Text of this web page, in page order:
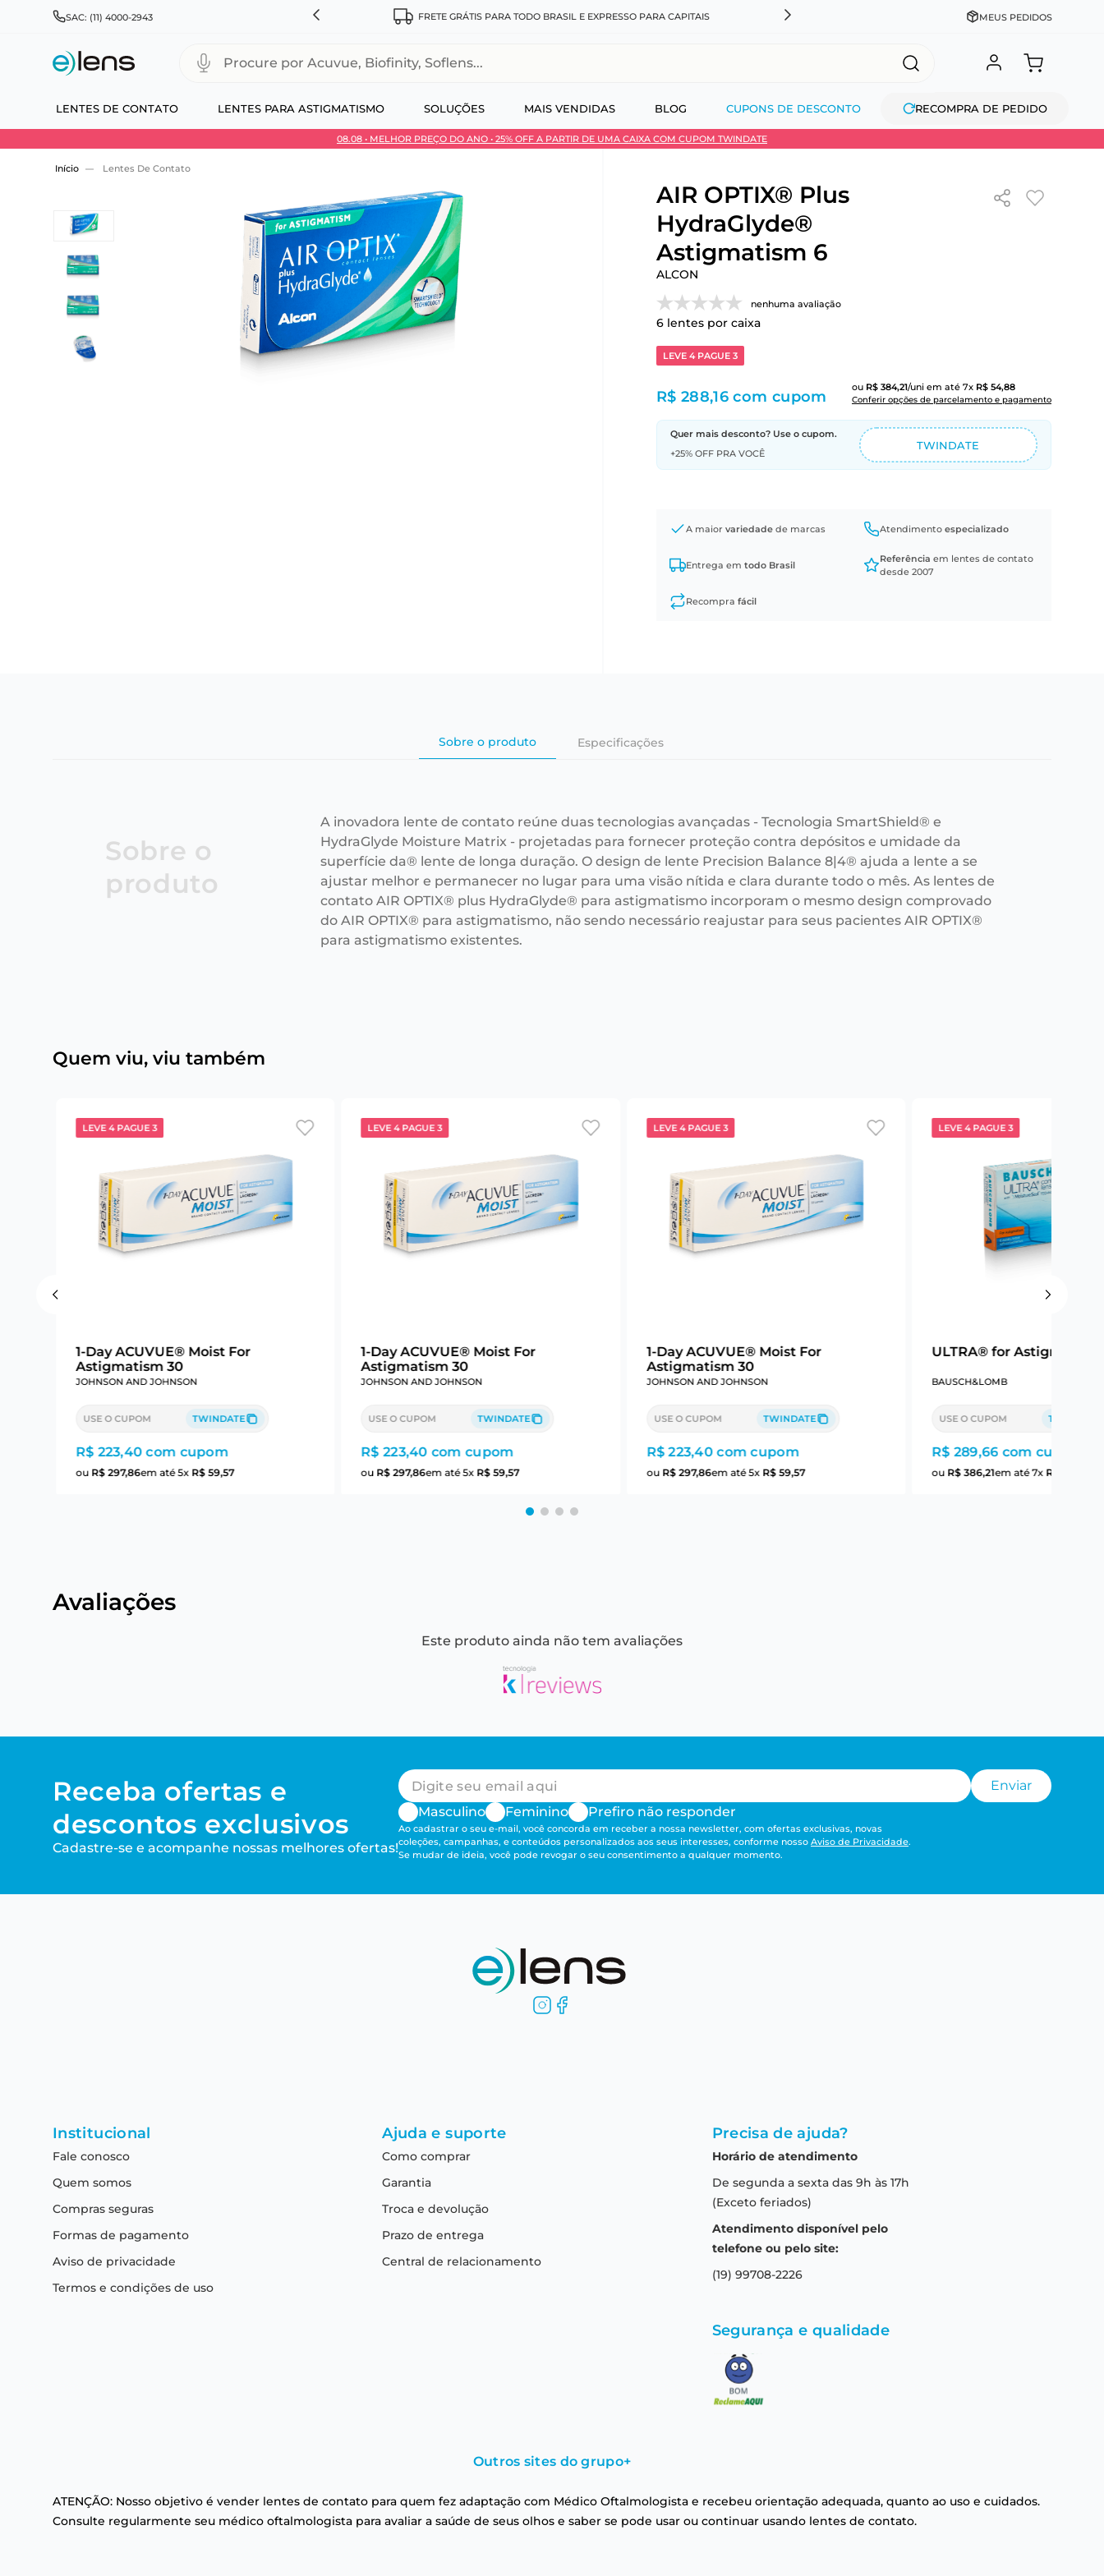
SAC: (11) 4000-2943
& JOHNSON, ALCON, BAUSCH+LOMB E COOPERVISION FRETE GRÁTIS PARA TODO BRASIL E EXPRESSO PARA CAPITAIS CADASTRE-SE GANHE 10% NA PRIMEIRA COMPRA +
MEUS PEDIDOS
LENTES DE CONTATO LENTES PARA ASTIGMATISMO SOLUÇÕES MAIS VENDIDAS BLOG CUPONS DE DESCONTO RECOMPRA DE PEDIDO
Procure por Acuvue, Biofinity, Soflens...
08.08 • MELHOR PREÇO DO ANO • 25% OFF A PARTIR DE UMA CAIXA COM CUPOM TWINDATE
Use 30HOJE e ganhe 30% OFF + economia extra no Pix
Lentes De Contato
AIR OPTIX® Plus
HydraGlyde®
Astigmatism 6
ALCON
nenhuma avaliação
6lentes por caixa
LEVE 4 PAGUE 3
R$ 288,16 com cupom
ou R$ 384,21/uni em até 7x R$ 54,88
Conferir opções de parcelamento e pagamento
Quer mais desconto? Use o cupom.
+25% OFF PRA VOCÊ
TWINDATE
A maior variedadede marcas Atendimentoespecializado
Entrega em todo Brasil
Referência em lentes de contato
desde 2007
Recompra fácil
Sobre o produto Especificações
Sobre o
produto
A inovadora lente de contato reúne duas tecnologias avançadas - Tecnologia SmartShield® e
HydraGlyde Moisture Matrix - projetadas para fornecer proteção contra depósitos e umidade da
superfície da® lente de longa duração. O design de lente Precision Balance 8|4® ajuda a lente a se
ajustar melhor e permanecer no lugar para uma visão nítida e clara durante todo o mês. As lentes de
contato AIR OPTIX® plus HydraGlyde® para astigmatismo incorporam o mesmo design comprovado
do AIR OPTIX® para astigmatismo, não sendo necessário reajustar para seus pacientes AIR OPTIX®
para astigmatismo existentes.
Quem viu, viu também
LEVE 4 PAGUE 3
1-Day ACUVUE® Moist For
Astigmatism 30
JOHNSON AND JOHNSON
USE O CUPOM TWINDATE
R$ 223,40 com cupom
ou R$ 297,86em até5x R$ 59,57
LEVE 4 PAGUE 3
1-Day ACUVUE® Moist For
Astigmatism 30
JOHNSON AND JOHNSON
USE O CUPOM TWINDATE
R$ 223,40 com cupom
ou R$ 297,86em até5x R$ 59,57
LEVE 4 PAGUE 3
1-Day ACUVUE® Moist For
Astigmatism 30
JOHNSON AND JOHNSON
USE O CUPOM TWINDATE
R$ 223,40 com cupom
ou R$ 297,86em até5x R$ 59,57
LEVE 4 PAGUE 3
ULTRA® for Astigmatism
BAUSCH&LOMB
USE O CUPOM TWINDATE
R$ 289,66 com cupom
ou R$ 386,21em até7x R$
Avaliações
Este produto ainda não tem avaliações
Receba ofertas e
descontos exclusivos
Cadastre-se e acompanhe nossas melhores ofertas!
Enviar
Masculino
Feminino Prefiro não responder
Ao cadastrar o seu e-mail, você concorda em receber a nossa newsletter, com ofertas exclusivas, novas
coleções, campanhas, e conteúdos personalizados aos seus interesses, conforme nosso Aviso de Privacidade.
Se mudar de ideia, você pode revogar o seu consentimento a qualquer momento.
Institucional
Fale conosco
Quem somos
Compras seguras
Formas de pagamento
Aviso de privacidade
Termos e condições de uso
Ajuda e suporte
Como comprar
Garantia
Troca e devolução
Prazo de entrega
Central de relacionamento
Precisa de ajuda?
Horário de atendimento
De segunda a sexta das 9h às 17h
(Exceto feriados)
Atendimento disponível pelo
telefone ou pelo site:
(19) 99708-2226
Segurança e qualidade
Outros sites do grupo+
ATENÇÃO: Nosso objetivo é vender lentes de contato para quem fez adaptação com Médico Oftalmologista e recebeu orientação adequada, quanto ao uso e cuidados.
Consulte regularmente seu médico oftalmologista para avaliar a saúde de seus olhos e saber se pode usar ou continuar usando lentes de contato.